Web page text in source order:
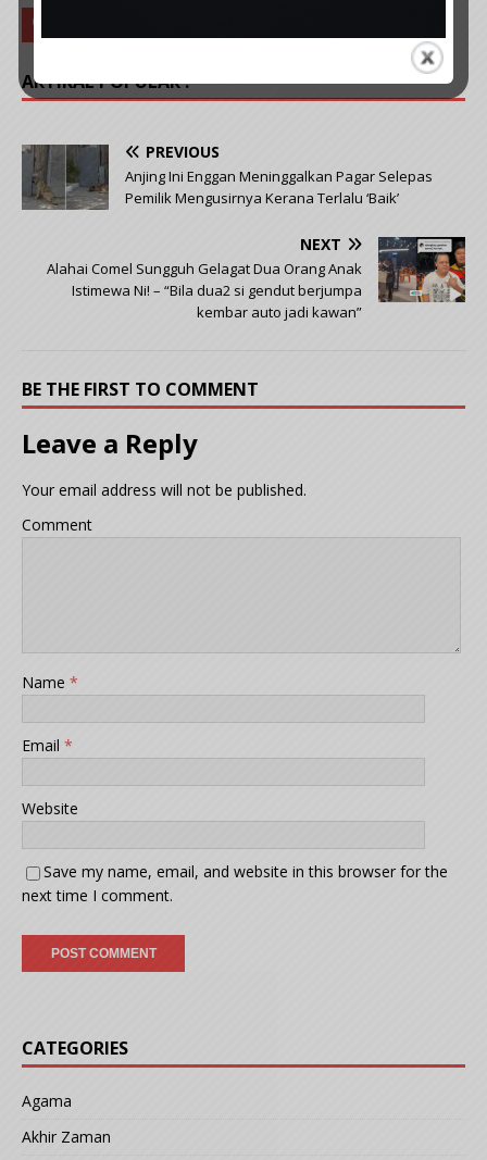
ARTIKAL POPULAR :
PREVIOUS
Anjing Ini Enggan Meninggalkan Pagar Selepas
Pemilik Mengusirnya Kerana Terlalu ‘Baik’
NEXT
Alahai Comel Sungguh Gelagat Dua Orang Anak
Istimewa Ni! – “Bila dua2 si gendut berjumpa
kembar auto jadi kawan”
BE THE FIRST TO COMMENT
Leave a Reply
Your email address will not be published.
Comment
Name *
Email *
Website
Save my name, email, and website in this browser for the
next time I comment.
CATEGORIES
Agama
Akhir Zaman